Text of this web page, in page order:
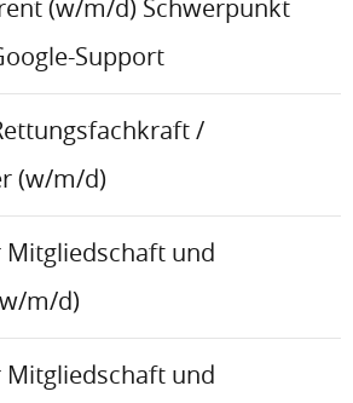
(w/m/d) Schwerpunkt
Support
/
(w/m/d)
und
m/d)
und